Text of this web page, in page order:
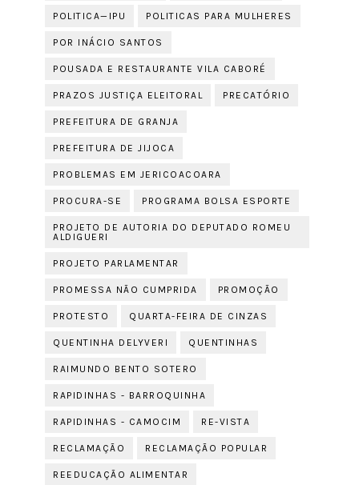
POLITICA—IPU POLITICAS PARA MULHERES
POR INÁCIO SANTOS
POUSADA E RESTAURANTE VILA CABORÉ
PRAZOS JUSTIÇA ELEITORAL PRECATÓRIO
PREFEITURA DE GRANJA
PREFEITURA DE JIJOCA
PROBLEMAS EM JERICOACOARA
PROCURA-SE PROGRAMA BOLSA ESPORTE
PROJETO DE AUTORIA DO DEPUTADO ROMEU
ALDIGUERI
PROJETO PARLAMENTAR
PROMESSA NÃO CUMPRIDA PROMOÇÃO
PROTESTO QUARTA-FEIRA DE CINZAS
QUENTINHA DELYVERI QUENTINHAS
RAIMUNDO BENTO SOTERO
RAPIDINHAS - BARROQUINHA
RAPIDINHAS - CAMOCIM RE-VISTA
RECLAMAÇÃO RECLAMAÇÃO POPULAR
REEDUCAÇÃO ALIMENTAR